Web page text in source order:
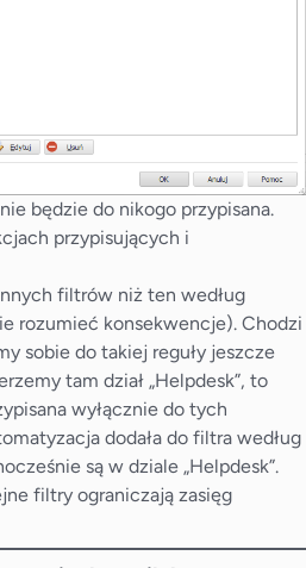
będzie do nikogo przypisana.
przypisujących i
filtrów niż ten według
rozumieć konsekwencje). Chodzi
sobie do takiej reguły jeszcze
tam dział „Helpdesk”, to
wyłącznie do tych
dodała do filtra według
są w dziale „Helpdesk”.
filtry ograniczają zasięg